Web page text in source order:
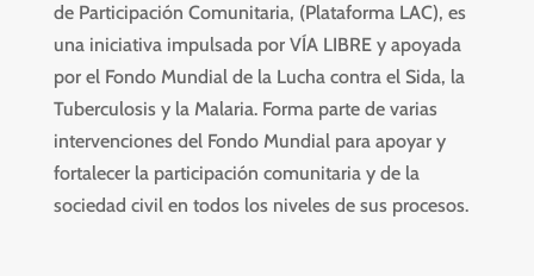
de Participación Comunitaria, (Plataforma LAC), es
una iniciativa impulsada por VÍA LIBRE y apoyada
por el Fondo Mundial de la Lucha contra el Sida, la
Tuberculosis y la Malaria. Forma parte de varias
intervenciones del Fondo Mundial para apoyar y
fortalecer la participación comunitaria y de la
sociedad civil en todos los niveles de sus procesos.